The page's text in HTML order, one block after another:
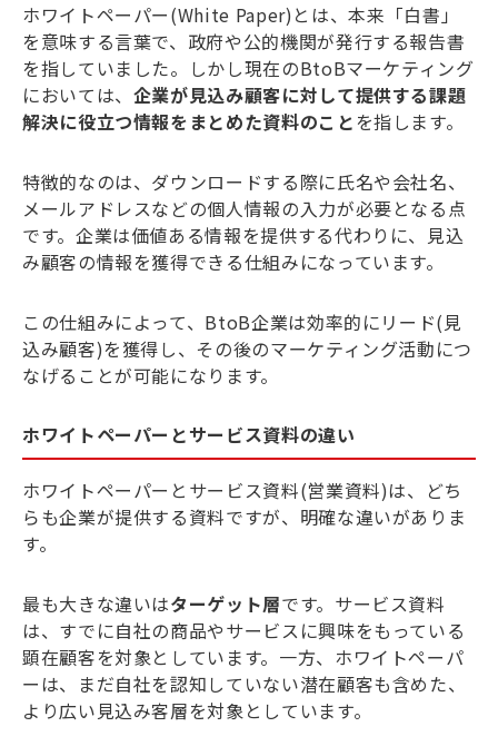
ホワイトペーパー(White Paper)とは、本来「白書」
を意味する言葉で、政府や公的機関が発行する報告書
を指していました。しかし現在のBtoBマーケティング
においては、 企業が見込み顧客に対して提供する課題
解決に役立つ情報をまとめた資料のこと を指します。
特徴的なのは、ダウンロードする際に氏名や会社名、
メールアドレスなどの個人情報の入力が必要となる点
です。企業は価値ある情報を提供する代わりに、見込
み顧客の情報を獲得できる仕組みになっています。
この仕組みによって、BtoB企業は効率的にリード(見
込み顧客)を獲得し、その後のマーケティング活動につ
なげることが可能になります。
ホワイトペーパーとサービス資料の違い
ホワイトペーパーとサービス資料(営業資料)は、どち
らも企業が提供する資料ですが、明確な違いがありま
す。
最も大きな違いはターゲット層です。サービス資料
は、すでに自社の商品やサービスに興味をもっている
顕在顧客を対象としています。一方、ホワイトペーパ
ーは、まだ自社を認知していない潜在顧客も含めた、
より広い見込み客層を対象としています。